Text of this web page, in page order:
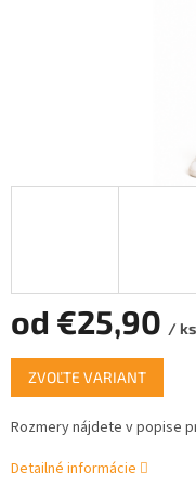
od €25,90 / ks
Jednotková
cena:
ZVOĽTE VARIANT
Rozmery nájdete v popise
Detailné informácie